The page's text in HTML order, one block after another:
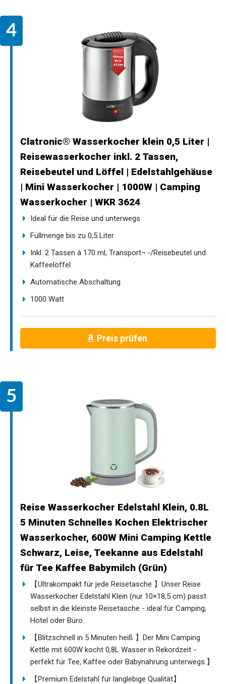
Clatronic® Wasserkocher klein 0,5 Liter |
Reisewasserkocher inkl. 2 Tassen,
Reisebeutel und Löffel | Edelstahlgehäuse
| Mini Wasserkocher | 1000W | Camping
Wasserkocher | WKR 3624
Ideal für die Reise und unterwegs
Füllmenge bis zu 0,5 Liter
Inkl. 2 Tassen à 170 ml, Transport¬ -/Reisebeutel und
Kaffeelöffel
Automatische Abschaltung
1000 Watt
Preis prüfen
Reise Wasserkocher Edelstahl Klein, 0.8L
5 Minuten Schnelles Kochen Elektrischer
Wasserkocher, 600W Mini Camping Kettle
Schwarz, Leise, Teekanne aus Edelstahl
für Tee Kaffee Babymilch (Grün)
【Ultrakompakt für jede Reisetasche 】Unser Reise
Wasserkocher Edelstahl Klein (nur 10×18,5 cm) passt
selbst in die kleinste Reisetasche - ideal für Camping,
Hotel oder Büro.
【Blitzschnell in 5 Minuten heiß 】Der Mini Camping
Kettle mit 600W kocht 0,8L Wasser in Rekordzeit -
perfekt für Tee, Kaffee oder Babynahrung unterwegs.】
【Premium Edelstahl für langlebige Qualität】